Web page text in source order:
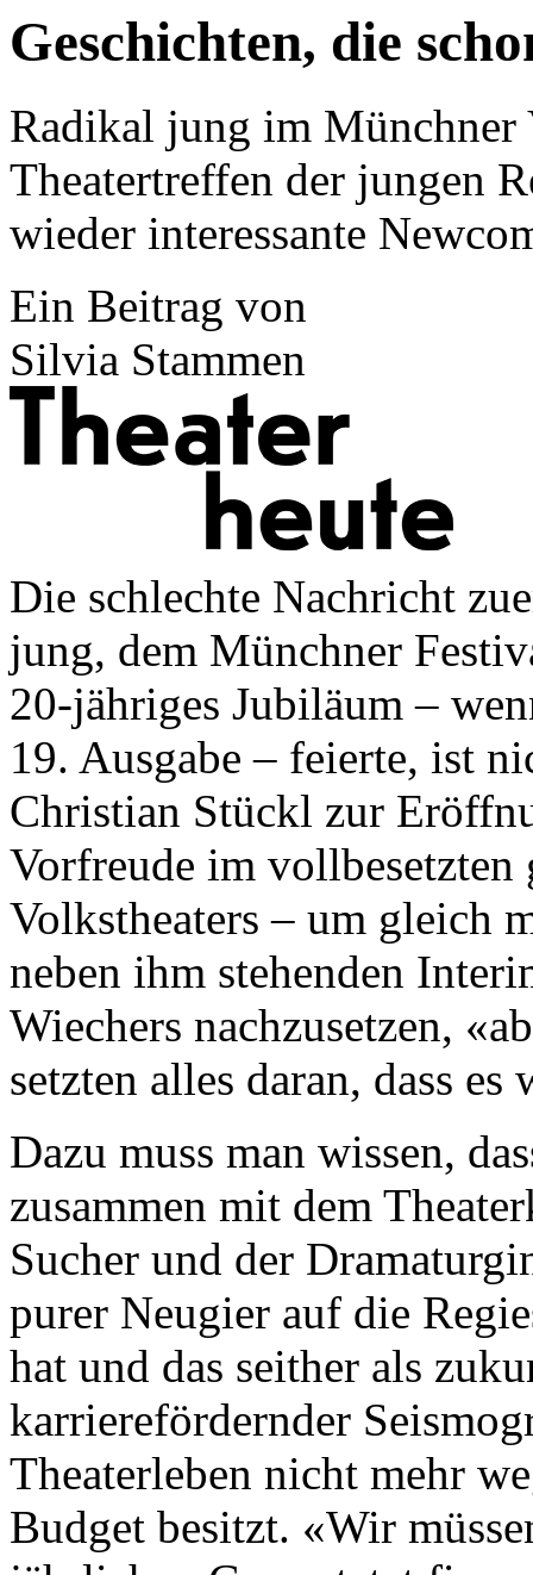
Geschichten, die
Radikal jung im Münchner
Theatertreffen der jungen
wieder interessante
Ein Beitrag von
Silvia Stammen
Die schlechte Nachricht
jung, dem Münchner
20-jähriges Jubiläum –
19. Ausgabe – feierte, ist
Christian Stückl zur
Vorfreude im vollbesetzten
Volkstheaters – um gleich
neben ihm stehenden
Wiechers nachzusetzen,
setzten alles daran, dass
Dazu muss man wissen,
zusammen mit dem
Sucher und der
purer Neugier auf die
hat und das seither als
karrierefördernder
Theaterleben nicht mehr
Budget besitzt. «Wir